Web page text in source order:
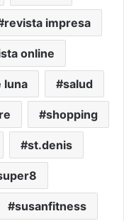
revista impresa
online
luna salud
shopping
st.denis
susanfitness